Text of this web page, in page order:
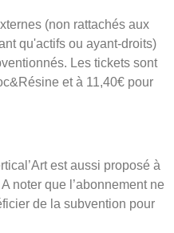
(non rattachés aux
qu'actifs ou ayant-droits)
Les tickets sont
et à 11,40€ pour
est aussi proposé à
noter que l’abonnement ne
de la subvention pour